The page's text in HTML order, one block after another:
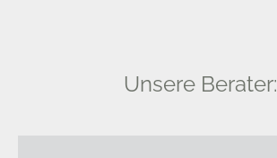
Unsere Berater: